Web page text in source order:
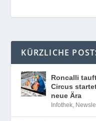
KÜRZLICHE
Roncalli
Circus
neue Ära
Infothek,